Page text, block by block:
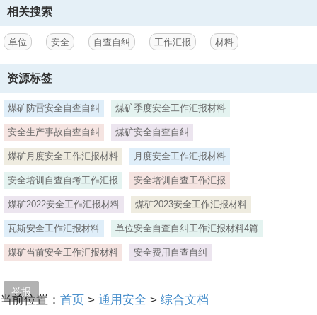
举报
定了各类安全事故应急预案。3、对学生进行安全教育。安全工作不可
一日不提，更不可一时不防。我校高度重视安全教育工作，有计划地对
学生进行安全预防及养成教育。充分利用活动课、学科教学的渗透形
式，开展安全教育活动，增强师生的安全防范意识和
3、自护自救本事，要求全体教师根据相关资料渗透安全教育。学校利
用红领巾广播站、黑板报等形式加强宣传教育，班主任利用班会、家长
会、少先队活动等形式加强宣传教育。组织学生开展防震、灭火、疏散
逃离演练。4、学校设施、校舍安全情景。学校定期对学校内的房舍、
围墙、厕所及各种建筑物进行检查和维护;学校经常对学校内各种设施进
行检查和维护;学校学校场地没有出租用于停放车辆、从事易燃易爆有毒
有害危险品生产、经营等可能危机学生安全的情景。5、饮食安全情
景。认真落实上级文件指示的精神，加强饮用水卫生管理，教室内向学
生供给的饮用水严格按上级要求进行。加强学校周边环境的安全治理，
严禁学生到校外的饮食摊点购买食品。6、交通安
4、全情景。经常对学生进行交通安全教育;学校门前道路有交通安全标
识;上学、放学期间校门前道路无交警维持交通秩序;学校经常教育学生
不座报废车、超员车、证照不全车及载货车等;学校与学生家长签定了交
学校各种防护设施齐全和完好，学校微机室、财会室、电教室等重点部
位的防护和防盗措施牢固，近两年来学校财产无丢失现象;学校聘请了法
相关搜索
单位 安全 自查自纠 工作汇报 材料
资源标签
煤矿防雷安全自查自纠 煤矿季度安全工作汇报材料
安全生产事故自查自纠 煤矿安全自查自纠
煤矿月度安全工作汇报材料 月度安全工作汇报材料
安全培训自查自考工作汇报 安全培训自查工作汇报
煤矿2022安全工作汇报材料 煤矿2023安全工作汇报材料
瓦斯安全工作汇报材料 单位安全自查自纠工作汇报材料4篇
煤矿当前安全工作汇报材料 安全费用自查自纠
当前位置： 首页 > 通用安全 > 综合文档